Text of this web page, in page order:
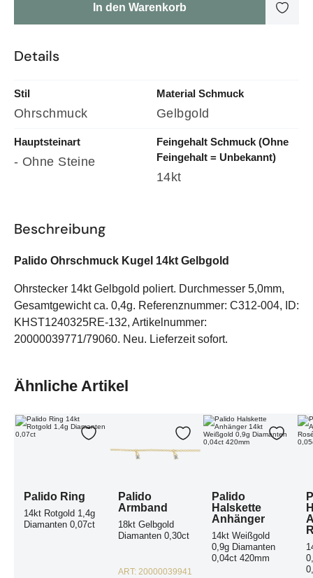
In den Warenkorb
Details
Stil
Ohrschmuck
Material Schmuck
Gelbgold
Hauptsteinart
- Ohne Steine
Feingehalt Schmuck (ohne
Feingehalt = Unbekannt)
14kt
Beschreibung
Palido Ohrschmuck Kugel 14kt Gelbgold
Ohrstecker 14kt Gelbgold poliert. Durchmesser 5,0mm,
Gesamtgewicht ca. 0,4g. Referenznummer: C312-004, ID:
KHST1240325RE-132, Artikelnummer:
20000039771/79060. Neu. Lieferzeit sofort.
Ähnliche Artikel
Palido Ring
14kt Rotgold 1,4g
Diamanten 0,07ct
Zur Wunschliste hinzufügen
Palido Ring 14kt Rotgold 1,4g Diamanten 0,07ct
Palido
Armband
18kt Gelbgold
Diamanten 0,30ct
Zur Wunschliste
ART: 20000039941
Palido Armband 18kt Gelbgold Diamanten 0,30ct
Palido
Halskette
Anhänger
14kt Weißgold
0,9g Diamanten
0,04ct 420mm
Zur
Palido Halskette